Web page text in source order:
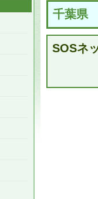
千葉県
SOSネ